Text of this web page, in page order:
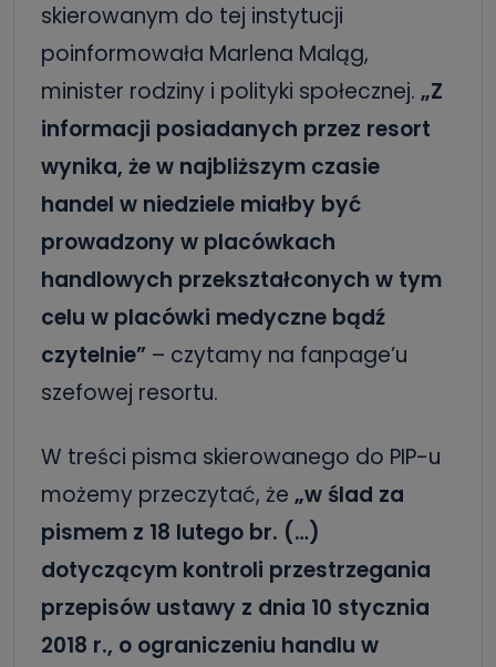
skierowanym do tej instytucji
poinformowała Marlena Maląg,
minister rodziny i polityki społecznej. „Z
informacji posiadanych przez resort
wynika, że w najbliższym czasie
handel w niedziele miałby być
prowadzony w placówkach
handlowych przekształconych w tym
celu w placówki medyczne bądź
czytelnie” – czytamy na fanpage’u
szefowej resortu.
W treści pisma skierowanego do PIP-u
możemy przeczytać, że „w ślad za
pismem z 18 lutego br. (…)
dotyczącym kontroli przestrzegania
przepisów ustawy z dnia 10 stycznia
2018 r., o ograniczeniu handlu w